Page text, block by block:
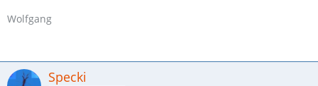
Wolfgang
Specki